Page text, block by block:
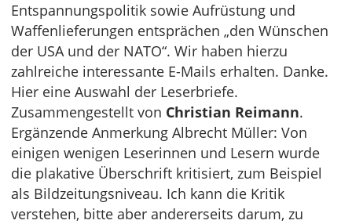
Entspannungspolitik sowie Aufrüstung und
Waffenlieferungen entsprächen „den Wünschen
der USA und der NATO“. Wir haben hierzu
zahlreiche interessante E-Mails erhalten. Danke.
Hier eine Auswahl der Leserbriefe.
Zusammengestellt von Christian Reimann.
Ergänzende Anmerkung Albrecht Müller: Von
einigen wenigen Leserinnen und Lesern wurde
die plakative Überschrift kritisiert, zum Beispiel
als Bildzeitungsniveau. Ich kann die Kritik
verstehen, bitte aber andererseits darum, zu